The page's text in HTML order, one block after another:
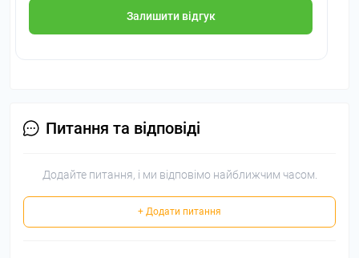
Залишити відгук
Питання та відповіді
Додайте питання, і ми відповімо найближчим часом.
+ Додати питання